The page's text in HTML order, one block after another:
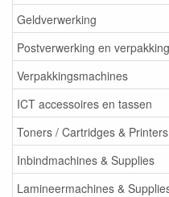
Geldverwerking
Postverwerking en
Verpakkingsmachines
ICT accessoires en tassen
Toners / Cartridges & Printers
Inbindmachines & Supplies
Lamineermachines &